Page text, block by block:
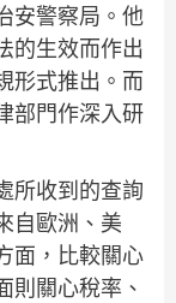
安警察局。他
的生效而作出
形式推出。而
部門作深入研
所收到的查詢
自歐洲、美
面，比較關心
則關心稅率、